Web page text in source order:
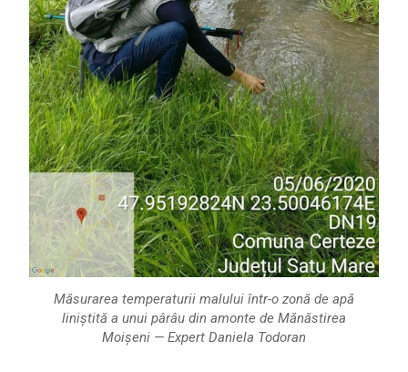
Măsurarea temperaturii malului într-o zonă de apă
liniștită a unui pârâu din amonte de Mănăstirea
Moișeni — Expert Daniela Todoran